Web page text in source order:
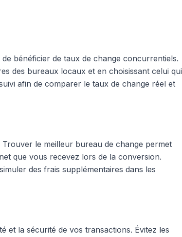
bénéficier de taux de change concurrentiels.
des bureaux locaux et en choisissant celui qui
afin de comparer le taux de change réel et
le meilleur bureau de change permet
que vous recevez lors de la conversion.
des frais supplémentaires dans les
et la sécurité de vos transactions. Évitez les